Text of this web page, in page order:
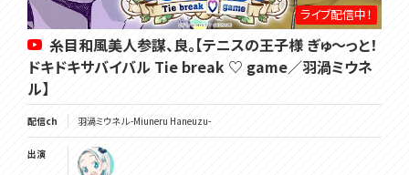
ライブ配信中！
糸目和風美人参謀、良。【テニスの王子様 ぎゅ～っと！
ドキドキサバイバル Tie break ♡ game／羽渦ミウネ
ル】
配信ch 羽渦ミウネル -Miuneru Haneuzu-
出演